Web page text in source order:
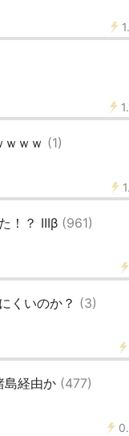
ｗｗ (1)
！？ IIIβ (961)
くいのか？ (3)
島経由か (477)